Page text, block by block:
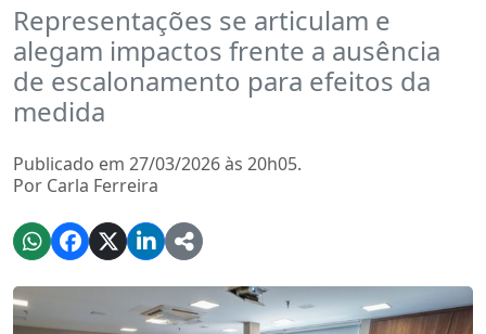
Representações se articulam e
alegam impactos frente a ausência
de escalonamento para efeitos da
medida
Publicado em 27/03/2026 às 20h05.
Por Carla Ferreira